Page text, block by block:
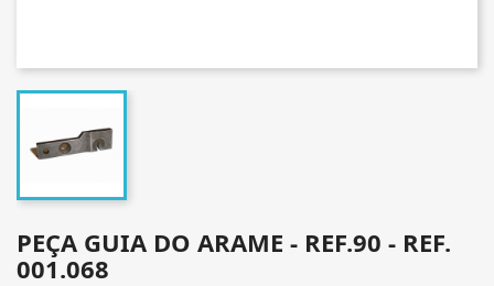
PEÇA GUIA DO ARAME - REF.90 - REF.
001.068